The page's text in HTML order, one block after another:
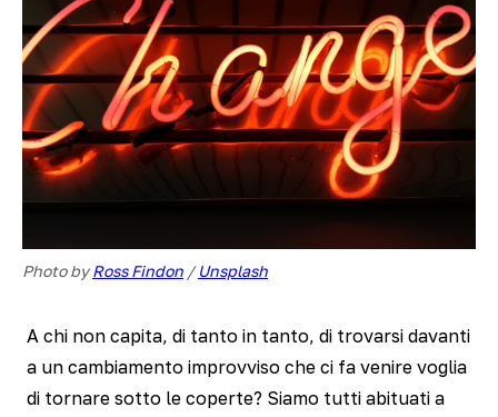
Photo by Ross Findon / Unsplash
A chi non capita, di tanto in tanto, di trovarsi davanti
a un cambiamento improvviso che ci fa venire voglia
di tornare sotto le coperte? Siamo tutti abituati a